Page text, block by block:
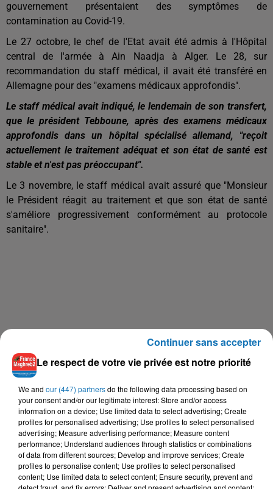
gouvernement présentaient des symptômes de
contamination au Covid-19.
Le 27 octobre, le chef de l'Etat avait été admis à l'Hôpital
central de l'armée à Ain Naadja à Alger. Le 28, sur
recommandation du staff médical, il avait été transféré en
Allemagne pour des "examens médicaux approfondis".
Le staff médical avait indiqué, le lendemain de son transfert,
que le président Tebboune, après des examens médicaux
approfondis dans un hôpital spécialisé allemand, "reçoit
actuellement le traitement adéquat et son état de santé est
stable et n'est pas préoccupant".
Le 3 novembre, le staff médical avait assuré que "Monsieur
le Président réagit au traitement et que son état de santé
s'améliore progressivement conformément au protocole
sanitaire".
Le respect de votre vie privée est notre priorité
We and our (447) partnersdo the following data processing based on
your consent and/or our legitimate interest: Store and/or access
information on a device; Use limited data to select advertising; Create
profiles for personalised advertising; Use profiles to select personalised
advertising; Measure advertising performance; Measure content
performance; Understand audiences through statistics or combinations
of data from different sources; Develop and improve services; Create
profiles to personalise content; Use profiles to select personalised
content; Use limited data to select content; Ensure security, prevent and
Continuer sans accepter